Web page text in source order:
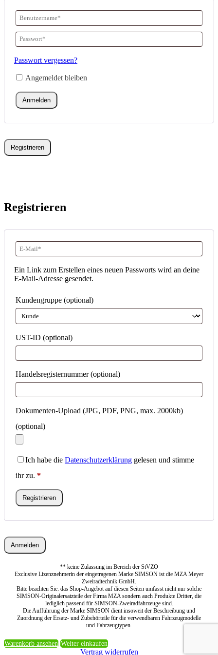
Benutzername
oder
E-
Mail-
Adresse*
Erforderlich
Passwort*
Passwort vergessen?
Angemeldet bleiben
Anmelden
Registrieren
Registrieren
E-
Adresse*
Ein Link zum Erstellen eines neuen Passworts wird an deine
E-Mail-Adresse gesendet.
Kundengruppe (optional)
UST-ID (optional)
Handelsregisternummer(optional)
Dokumenten-Upload (JPG, PDF, PNG, max. 2000kb)
(optional)
Ich habe die Datenschutzerklärung gelesen und stimme
ihr zu. *
Registrieren
Anmelden
** keine Zulassung im Bereich der StVZO
Exclusive Lizenznehmerin der eingetragenen Marke SIMSON ist die MZA Meyer
Zweiradtechnik GmbH.
Bitte beachten Sie: das Shop-Angebot auf diesen Seiten umfasst nicht nur solche
SIMSON-Originalersatzteile der Firma MZA sondern auch Produkte Dritter, die
lediglich passend für SIMSON-Zweiradfahrzeuge sind.
Die Aufführung der Marke SIMSON dient insoweit der Beschreibung und
Zuordnung der Ersatz- und Zubehörteile für die verwendbaren Fahrzeugmodelle
und Fahrzeugtypen.
Warenkorb ansehen Weiter einkaufen
Vertrag widerrufen